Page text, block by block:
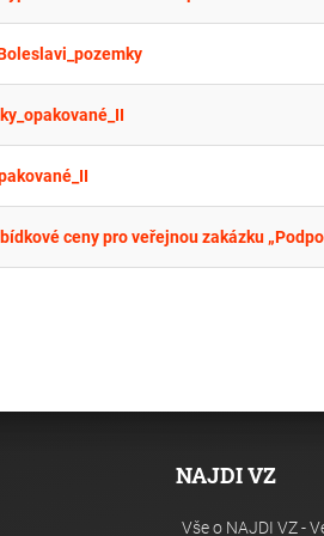
NAJDI VZ
Vše o NAJDI VZ -